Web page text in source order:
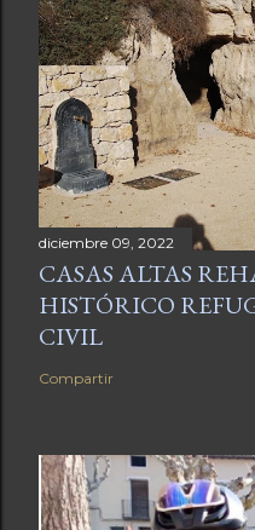
diciembre 09, 2022
CASAS ALTAS
HISTÓRICO
CIVIL
Compartir